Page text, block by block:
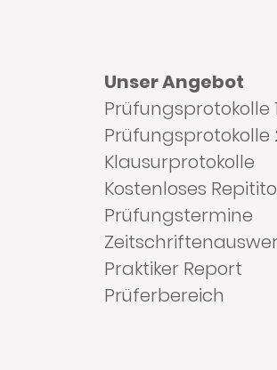
Unser Angebot
Prüfungsprotokolle
Prüfungsprotokolle
Klausurprotokolle
Kostenloses
Prüfungstermine
Praktiker Report
Prüferbereich